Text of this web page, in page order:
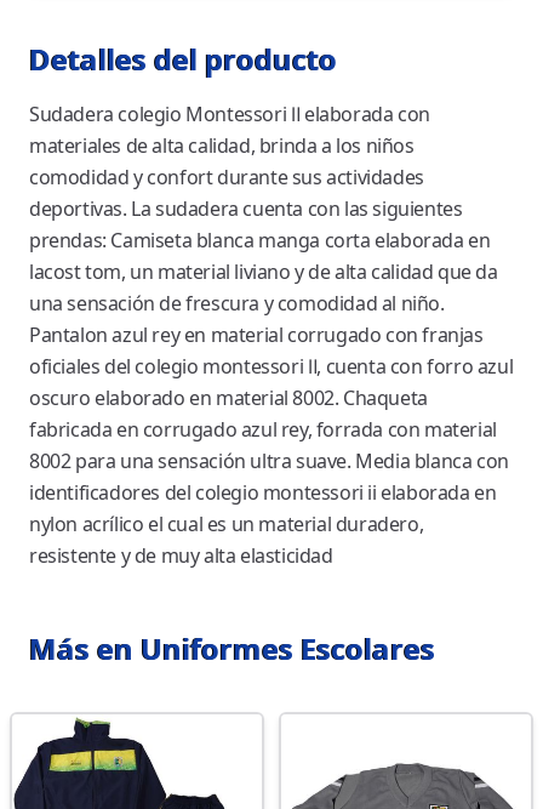
Detalles del producto
Sudadera colegio Montessori Ⅱ elaborada con
materiales de alta calidad, brinda a los niños
comodidad y confort durante sus actividades
deportivas. La sudadera cuenta con las siguientes
prendas: Camiseta blanca manga corta elaborada en
lacost tom, un material liviano y de alta calidad que da
una sensación de frescura y comodidad al niño.
Pantalon azul rey en material corrugado con franjas
oficiales del colegio montessori Ⅱ, cuenta con forro azul
oscuro elaborado en material 8002. Chaqueta
fabricada en corrugado azul rey, forrada con material
8002 para una sensación ultra suave. Media blanca con
identificadores del colegio montessori ii elaborada en
nylon acrílico el cual es un material duradero,
resistente y de muy alta elasticidad
Más en Uniformes Escolares